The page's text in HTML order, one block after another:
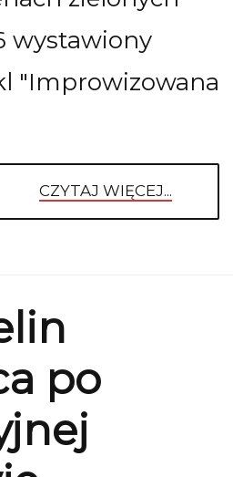
wystawiony
"Improwizowana
CZYTAJ WIĘCEJ...
po